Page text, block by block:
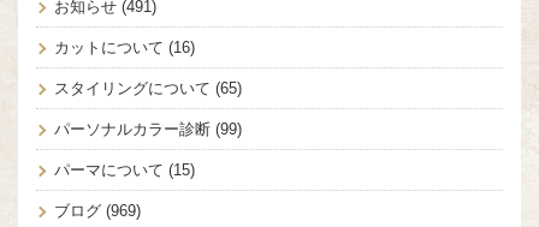
お知らせ (491)
カットについて (16)
スタイリングについて (65)
パーソナルカラー診断 (99)
パーマについて (15)
ブログ (969)